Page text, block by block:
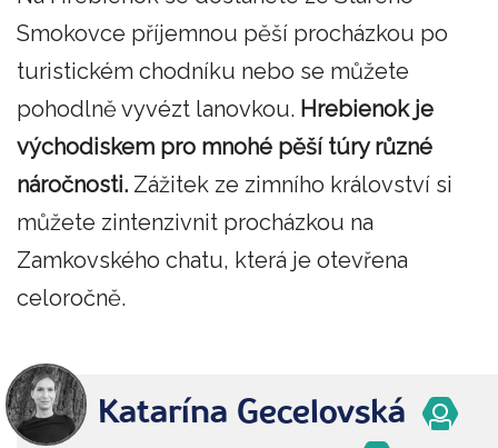
Smokovce příjemnou pěší procházkou po
turistickém chodníku nebo se můžete
pohodlně vyvézt lanovkou. Hrebienok je
východiskem pro mnohé pěší túry různé
náročnosti. Zážitek ze zimního království si
můžete zintenzivnit procházkou na
Zamkovského chatu, která je otevřena
celoročně.
Katarína Gecelovská